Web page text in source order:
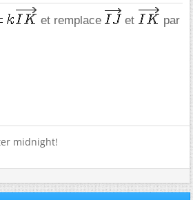
et remplace et
par
midnight!